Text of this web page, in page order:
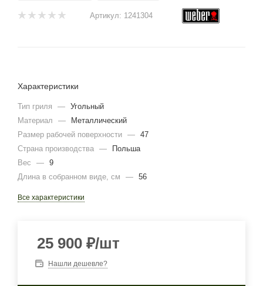
Артикул: 1241304
Характеристики
Тип гриля — Угольный
Материал
—
Металлический
Размер рабочей поверхности — 47
Страна производства —
Польша
Вес
— 9
Длина в собранном виде, см
— 56
Все характеристики
25 900 ₽/шт
Нашли дешевле?